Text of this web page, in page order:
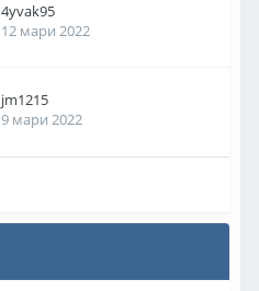
4yvak95
12 мари 2022
jm1215
9 мари 2022